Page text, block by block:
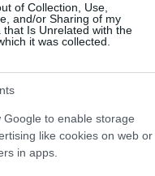
of Collection, Use,
and/or Sharing of my
that Is Unrelated with the
it was collected.
Google to enable storage
like cookies on web or
in apps.
: €
όροφος)